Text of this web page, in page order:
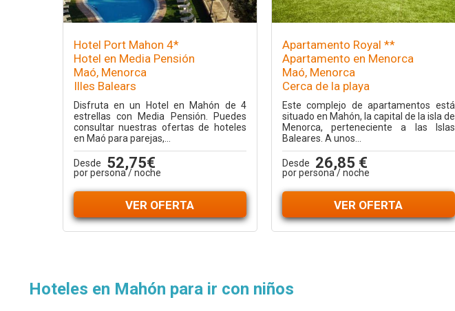
Hotel Port Mahon 4*
Hotel en Media Pensión
Maó, Menorca
Illes Balears
Disfruta en un Hotel en Mahón de 4
estrellas con Media Pensión. Puedes
consultar nuestras ofertas de hoteles
en Maó para parejas,...
Desde 52,75€
por persona / noche
VER OFERTA
Apartamento Royal **
Apartamento en Menorca
Maó, Menorca
Cerca de la playa
Este complejo de apartamentos está
situado en Mahón, la capital de la isla de
Menorca, perteneciente a las Islas
Baleares. A unos...
Desde 26,85 €
por persona / noche
VER OFERTA
Hoteles en Mahón para ir con niños